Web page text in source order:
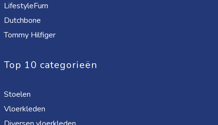
LifestyleFurn
Dutchbone
Tommy Hilfiger
Top 10 categorieën
Stoelen
Vloerkleden